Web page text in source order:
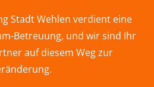
Stadt Wehlen verdient eine
Betreuung, und wir sind Ihr
auf diesem Weg zur